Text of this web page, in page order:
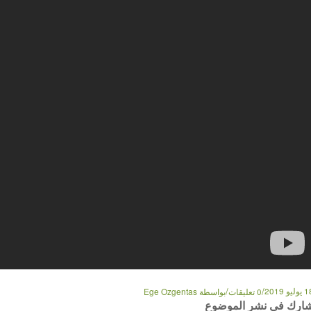
2019
/0 تعليقات /بواسطة Ege Ozgentas
في نشر الموضوع